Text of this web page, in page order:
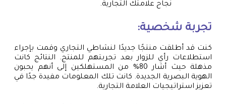
نجاح علامتك التجارية.
تجربة شخصية:
كنت قد أطلقت منتجًا جديدًا لنشاطي التجاري وقمت بإجراء
استطلاعات رأي للزوار بعد تجربتهم للمنتج. النتائج كانت
مذهلة حيث أشار 80% من المستهلكين إلى أنهم يحبون
الهوية البصرية الجديدة. كانت تلك المعلومات مفيدة جدًا في
تعزيز استراتيجيات العلامة التجارية.